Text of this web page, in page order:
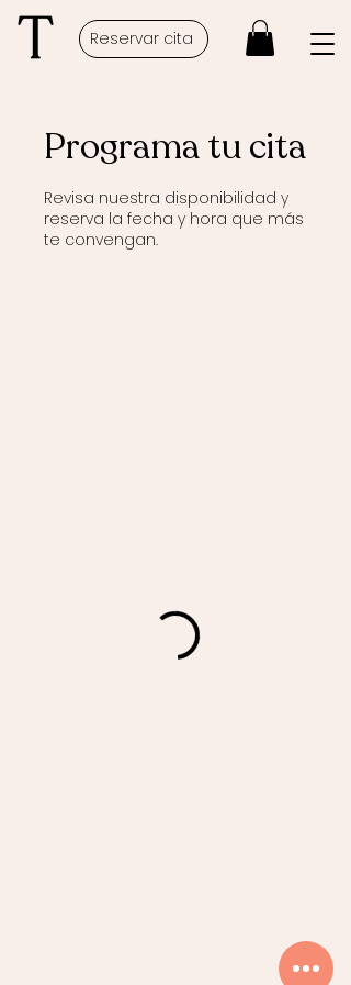
Reservar cita
Programa tu cita
Revisa nuestra disponibilidad y
reserva la fecha y hora que más
te convengan.